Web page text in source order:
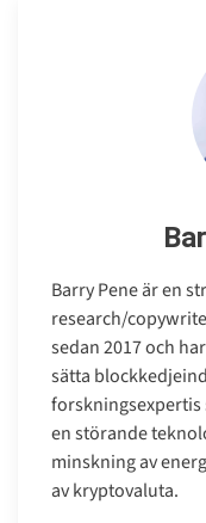
Barry Pene är en
research/
sedan 2017 och
sätta
forskningsexpertis
en störande
minskning av
av kryptovaluta.